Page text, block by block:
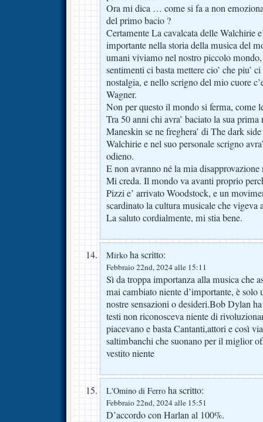
Ora mi dica … come si fa a non
del primo bacio ?
Certamente La cavalcata delle Walchirie
importante nella storia della musica del
umani viviamo nel nostro piccolo
sentimenti ci basta mettere cio’ che piu’
nostalgia, e nello scrigno del mio cuore
Wagner.
Non per questo il mondo si ferma, come
Tra 50 anni chi avra’ baciato la sua
Maneskin se ne freghera’ di The dark
Walchirie e nel suo personale scrigno
odieno.
E non avranno né la mia
Mi creda. Il mondo va avanti proprio
Pizzi e’ arrivato Woodstock, e un
scardinato la cultura musicale che vigeva
La saluto cordialmente, mi stia bene.
Mirko ha scritto:
Febbraio 22nd, 2024 alle 15:11
Sì da troppa importanza alla musica che
mai cambiato niente d’importante, è solo
nostre sensazioni o desideri.Bob Dylan
testi non riconosceva niente di
piacevano e basta Cantanti,attori e così
saltimbanchi che suonano per il miglior
vestito niente
L'Omino di Ferro ha scritto:
Febbraio 22nd, 2024 alle 15:51
D’accordo con Harlan al 100%.